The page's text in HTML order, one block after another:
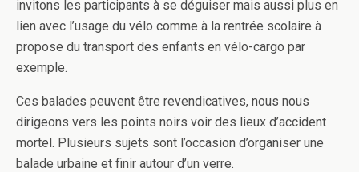
invitons les participants à se déguiser mais aussi plus en
lien avec l’usage du vélo comme à la rentrée scolaire à
propose du transport des enfants en vélo-cargo par
exemple.
Ces balades peuvent être revendicatives, nous nous
dirigeons vers les points noirs voir des lieux d’accident
mortel. Plusieurs sujets sont l’occasion d’organiser une
balade urbaine et finir autour d’un verre.